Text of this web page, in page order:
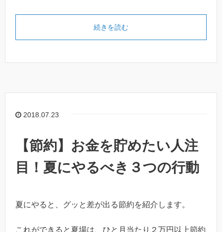
続きを読む
2018.07.23
【節約】お金を貯めたい人注
目！夏にやるべき３つの行動
夏にやると、グッと差が出る節約を紹介します。
これができると夏場は、ひと月当たり２万円以上節約